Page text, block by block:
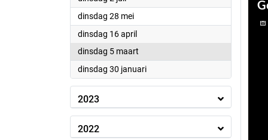
dinsdag 28 mei2024
dinsdag 16 april2024
dinsdag 5 maart
dinsdag 30 januari2024
2023
2022